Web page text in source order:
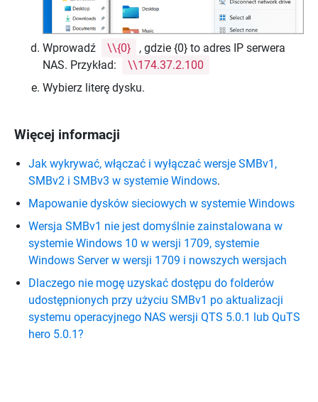
Wprowadź \\{0}
, gdzie {0} to adres IP serwera
NAS. Przykład:
\\174.37.2.100
Wybierz literę dysku.
Więcej informacji
Jak wykrywać, włączać i wyłączać wersje SMBv1,
SMBv2 i SMBv3 w systemie Windows.
Mapowanie dysków sieciowych w systemie Windows
Wersja SMBv1 nie jest domyślnie zainstalowana w
systemie Windows 10 w wersji 1709, systemie
Windows Server w wersji 1709 i nowszych wersjach
Dlaczego nie mogę uzyskać dostępu do folderów
udostępnionych przy użyciu SMBv1 po aktualizacji
systemu operacyjnego NAS wersji QTS 5.0.1 lub QuTS
hero 5.0.1?